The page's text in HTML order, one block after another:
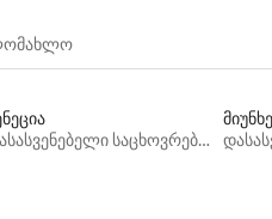
დასასვენებელი საცხოვრებლები